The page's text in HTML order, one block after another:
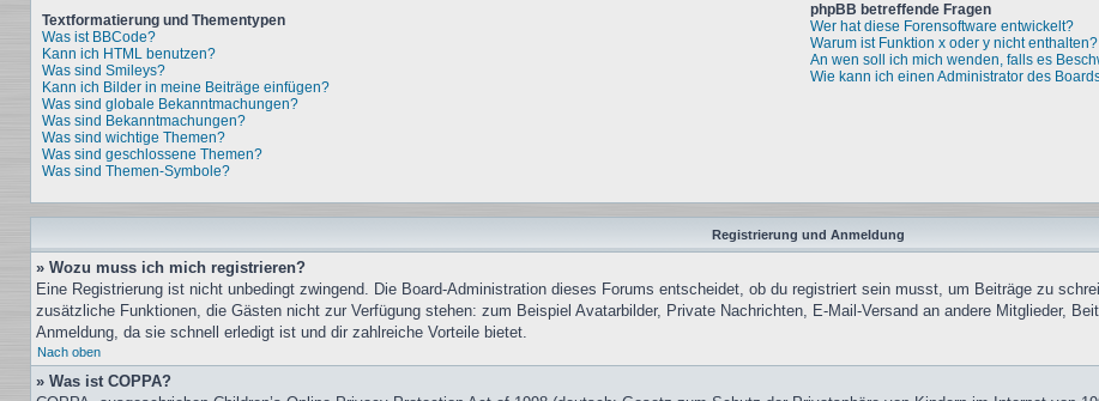
Textformatierung und Thementypen
Was ist BBCode?
Kann ich HTML benutzen?
Was sind Smileys?
Kann ich Bilder in meine Beiträge einfügen?
Was sind globale Bekanntmachungen?
Was sind Bekanntmachungen?
Was sind wichtige Themen?
Was sind geschlossene Themen?
Was sind Themen-Symbole?
phpBB betreffende Fragen
Wer hat diese Forensoftware entwickelt?
Warum ist Funktion x oder y nicht enthalten?
An wen soll ich mich wenden, falls es
Wie kann ich einen Administrator des
Registrierung und Anmeldung
» Wozu muss ich mich registrieren?
Eine Registrierung ist nicht unbedingt zwingend. Die Board-Administration dieses Forums entscheidet, ob du registriert sein musst, um Beiträge zu
zusätzliche Funktionen, die Gästen nicht zur Verfügung stehen: zum Beispiel Avatarbilder, Private Nachrichten, E-Mail-Versand an andere Mitglieder,
Anmeldung, da sie schnell erledigt ist und dir zahlreiche Vorteile bietet.
Nach oben
» Was ist COPPA?